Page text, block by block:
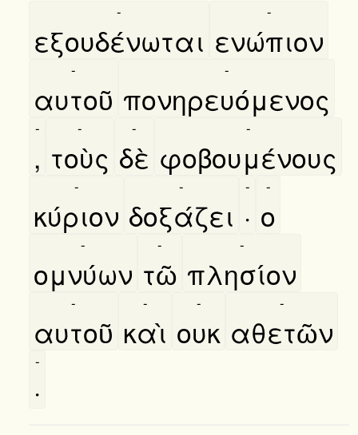
εξουδένωται
-
ενώπιον
-
αυτοῦ
-
πονηρευόμενος
-
,
-
τοὺς
-
δὲ
-
φοβουμένους
-
κύριον
-
δοξάζει
-
·
-
ο
-
ομνύων
-
τῶ
-
πλησίον
-
αυτοῦ
-
καὶ
-
ουκ
-
αθετῶν
-
·
-